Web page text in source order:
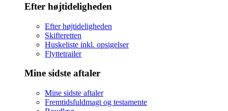
Efter højtideligheden
Efter højtideligheden
Skifteretten
Huskeliste inkl. opsigelser
Flyttetrailer
Mine sidste aftaler
Mine sidste aftaler
Fremtidsfuldmagt og testamente